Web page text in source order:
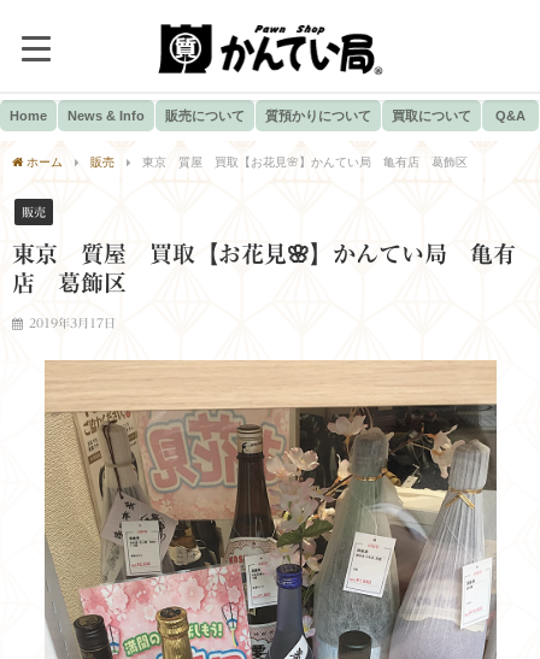
Home News & Info 販売について 質預かりについて 買取について Q&A
ホーム 販売 東京 質屋 買取【お花見🌸】かんてい局 亀有店 葛飾区
販売
東京 質屋 買取【お花見🌸】かんてい局 亀有
店 葛飾区
2019年3月17日